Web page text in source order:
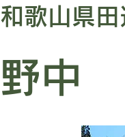
和歌山県
野中